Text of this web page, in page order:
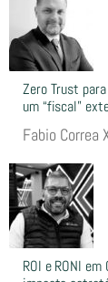
Zero Trust
um “fiscal”
Fabio Correa
ROI e RONI